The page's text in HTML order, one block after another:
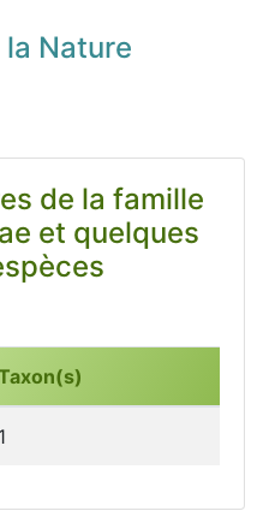
Nature
de la famille
et quelques
1